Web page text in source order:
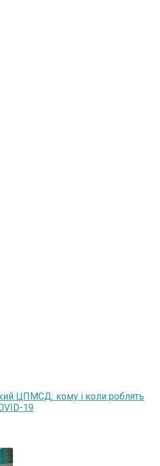
ЦПМСД: кому і коли роблять
19